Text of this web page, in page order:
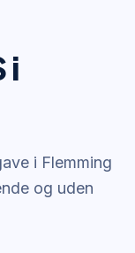
i
i Flemming
og uden